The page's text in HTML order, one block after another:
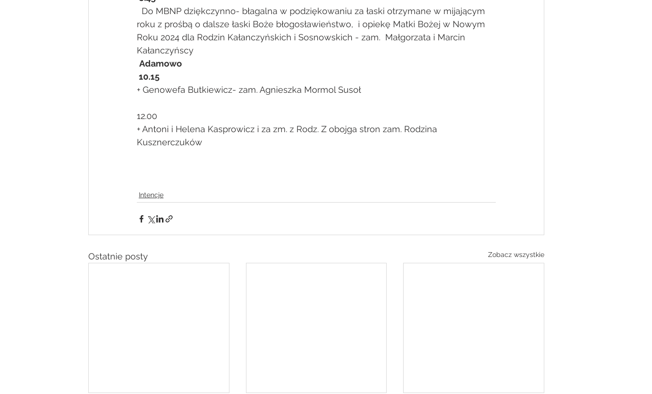
Do MBNP dziękczynno- błagalna w podziękowaniu za łaski otrzymane w mijającym
roku z prośbą o dalsze łaski Boże błogosławieństwo,  i opiekę Matki Bożej w Nowym
Roku 2024 dla Rodzin Kałanczyńskich i Sosnowskich - zam.  Małgorzata i Marcin
Kałanczyńscy
Adamowo
10.15
+ Genowefa Butkiewicz- zam. Agnieszka Mormol Susoł
12.00
+ Antoni i Helena Kasprowicz i za zm. z Rodz. Z obojga stron zam. Rodzina
Kusznerczuków
Intencje
Ostatnie posty Zobacz wszystkie